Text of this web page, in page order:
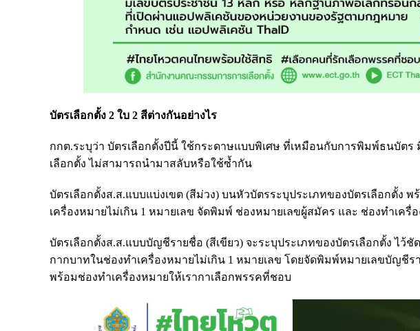
บัตรเลือกตั้ง 2 ใบ 2 สีต่างกันอย่างไร
กกต.ระบุว่า บัตรเลือกตั้งปีนี้ ใช้กระดาษแบบพิเศษ ที่เหมือนกับการพิมพ์ธนบัต
เลือกตั้ง ไม่สามารถนำมาสลับหรือใช้ซ้ำกัน
บัตรเลือกตั้งส.ส.แบบแบ่งเขต (สีม่วง) บนหัวบัตรระบุประเภทของบัตรเลือกตั้ง
เครื่องหมายไม่เกิน 1 หมายเลข จัดพิมพ์ ช่องหมายเลขผู้สมัคร และ ช่องทำเครื่
บัตรเลือกตั้งส.ส.แบบบัญชีรายชื่อ (สีเขียว) จะระบุประเภทของบัตรเลือกตั้ง ไว้
กากบาทในช่องทำเครื่องหมายไม่เกิน 1 หมายเลข โดยจัดพิมพ์หมายเลขบัญชี
พร้อมช่องทำเครื่องหมายให้เรากาเลือกพรรคที่ชอบ